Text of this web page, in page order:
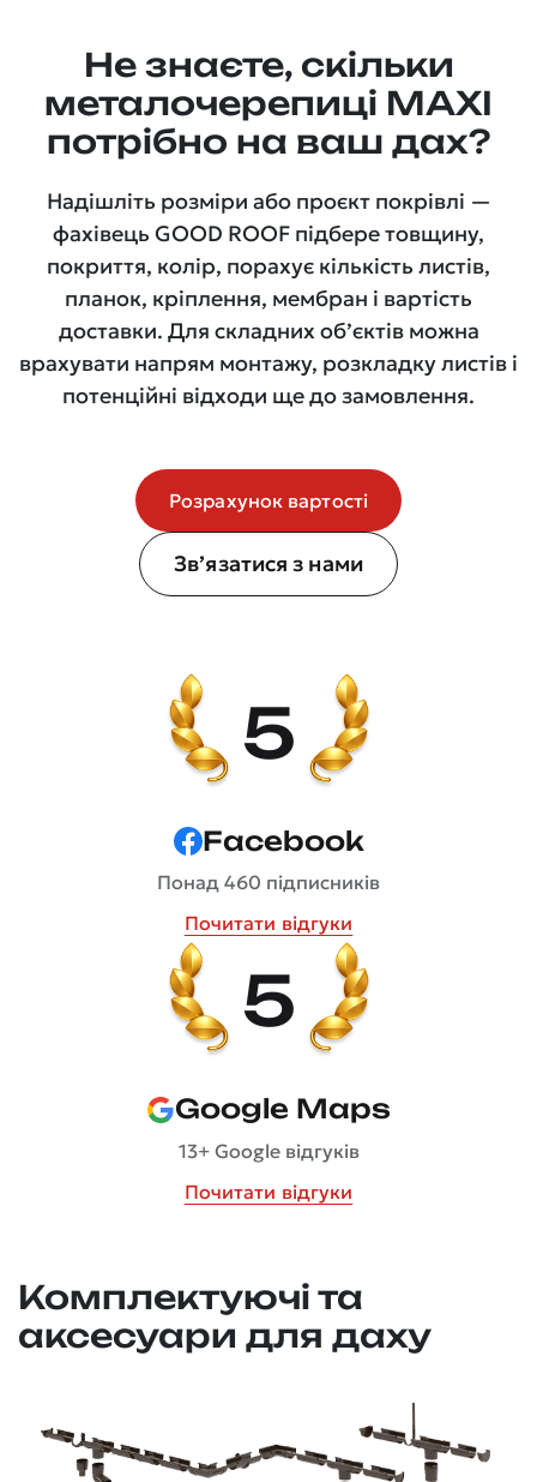
Не знаєте, скільки
металочерепиці MAXI
потрібно на ваш дах?
Надішліть розміри або проєкт покрівлі —
фахівець GOOD ROOF підбере товщину,
покриття, колір, порахує кількість листів,
планок, кріплення, мембран і вартість
доставки. Для складних об’єктів можна
врахувати напрям монтажу, розкладку листів і
потенційні відходи ще до замовлення.
Розрахунок вартості
Зв’язатися з нами
5
Facebook
Понад 460 підписників
Почитати відгуки
5
Google Maps
13+ Google відгуків
Почитати відгуки
Комплектуючі та
аксесуари для даху